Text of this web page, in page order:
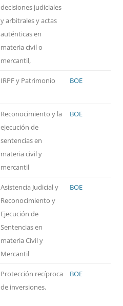
decisiones judiciales
y arbitrales y actas
auténticas en
materia civil o
mercantil,
IRPF y Patrimonio BOE
Reconocimiento y la
ejecución de
sentencias en
materia civil y
mercantil
BOE
Asistencia Judicial y
Reconocimiento y
Ejecución de
Sentencias en
materia Civil y
Mercantil
BOE
Protección recíproca
de inversiones.
BOE